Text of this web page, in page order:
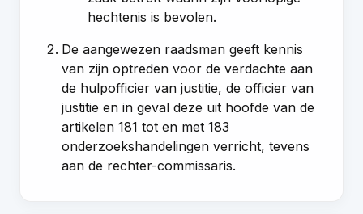
hechtenis is bevolen.
De aangewezen raadsman geeft kennis
van zijn optreden voor de verdachte aan
de hulpofficier van justitie, de officier van
justitie en in geval deze uit hoofde van de
artikelen 181 tot en met 183
onderzoekshandelingen verricht, tevens
aan de rechter-commissaris.